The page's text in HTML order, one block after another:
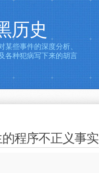
历史
些事件的深度分析、
各种犯病写下来的胡言
程序不正义事实